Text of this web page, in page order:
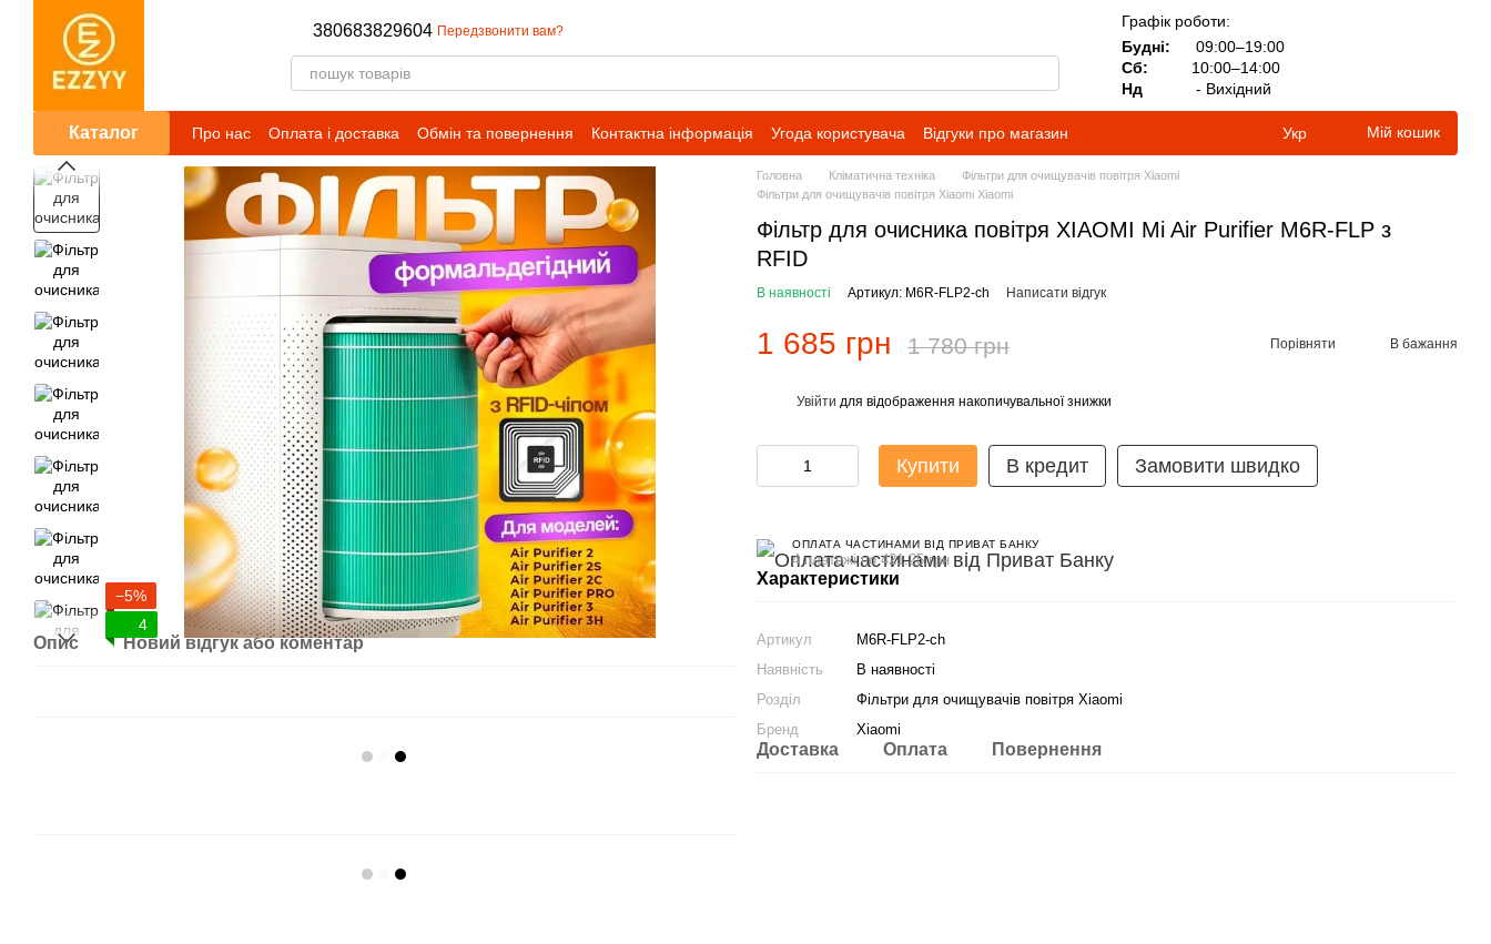
Перейти до основного контенту
380683829604 Передзвонити вам?
Графік роботи:
Будні:
09:00–19:00
Сб:
10:00–14:00
Нд
- Вихідний
Каталог Про нас Оплата і доставка Обмін та повернення Контактна інформація Угода користувача
Відгуки про магазин
Публічний договір (оферта)
Умови співпраці для оптових замовлень
Укр Мій кошик
−5%
4
Опис Новий відгук або коментар
Головна Кліматична техніка
Фільтри для очищувачів повітря Xiaomi
Фільтри для очищувачів повітря Xiaomi Xiaomi
Фільтр для очисника повітря XIAOMI Mi Air Purifier M6R-FLP з
RFID
В наявності Артикул: M6R-FLP2-ch Написати відгук
1 685 грн 1 780 грн Порівняти В бажання
Увійти для відображення накопичувальної знижки
Купити В кредит Замовити швидко
ОПЛАТА ЧАСТИНАМИ ВІД ПРИВАТ БАНКУ
4 платежі по 421.25 грн
Характеристики
Артикул
M6R-FLP2-ch
Наявність
В наявності
Розділ
Фільтри для очищувачів повітря Xiaomi
Бренд
Xiaomi
Доставка Оплата Повернення